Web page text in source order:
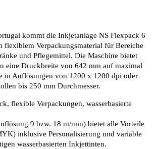
kommt die Inkjetanlage NS Flexpack 6
flexiblem Verpackungsmaterial für Bereiche
und Pflegemittel. Die Maschine bietet
eine Druckbreite von 642 mm auf maximal
in Auflösungen von 1200 x 1200 dpi oder
bis 250 mm Durchmesser.
9 bzw. 18 m/min) bietet alle Vorteile
inklusive Personalisierung und variable
wasserbasierten Inkjettinten.